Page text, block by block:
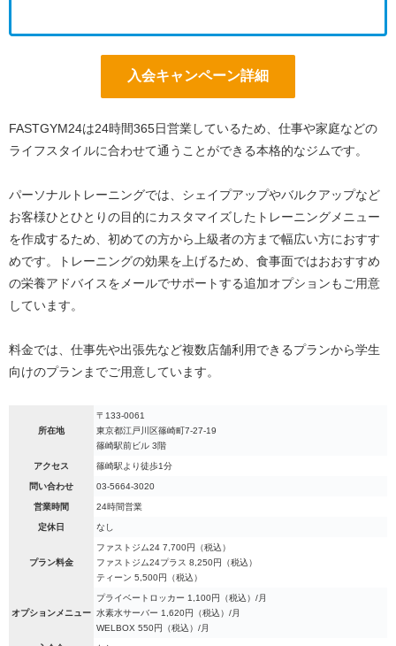
入会キャンペーン詳細
FASTGYM24は24時間365日営業しているため、仕事や家庭などの
ライフスタイルに合わせて通うことができる本格的なジムです。
パーソナルトレーニングでは、シェイプアップやバルクアップなど
お客様ひとひとりの目的にカスタマイズしたトレーニングメニュー
を作成するため、初めての方から上級者の方まで幅広い方におすす
めです。トレーニングの効果を上げるため、食事面ではおおすすめ
の栄養アドバイスをメールでサポートする追加オプションもご用意
しています。
料金では、仕事先や出張先など複数店舗利用できるプランから学生
向けのプランまでご用意しています。
所在地
〒133-0061
東京都江戸川区篠崎町7-27-19
篠崎駅前ビル 3階
アクセス 篠崎駅より徒歩1分
問い合わせ 03-5664-3020
営業時間 24時間営業
定休日 なし
プラン料金
ファストジム24 7,700円（税込）
ファストジム24プラス 8,250円（税込）
ティーン 5,500円（税込）
オプションメニュー
プライベートロッカー 1,100円（税込）/月
水素水サーバー 1,620円（税込）/月
WELBOX 550円（税込）/月